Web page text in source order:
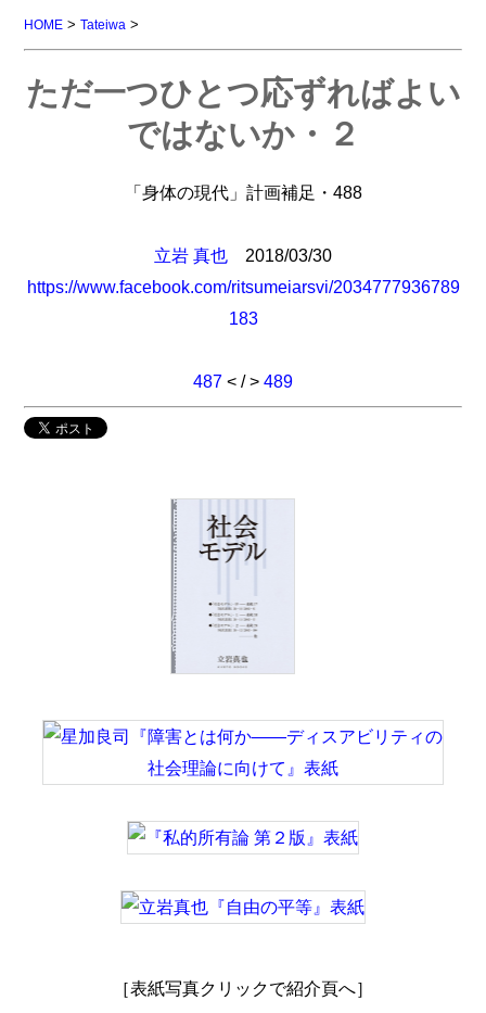
HOME >Tateiwa >
ただ一つひとつ応ずればよい
ではないか・２
「身体の現代」計画補足・488
立岩 真也 2018/03/30
https://www.facebook.com/ritsumeiarsvi/2034777936789
183
487 < / > 489
［表紙写真クリックで紹介頁へ］